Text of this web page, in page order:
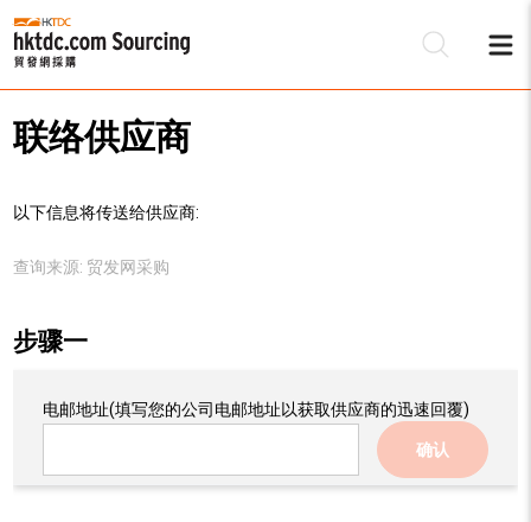
联络供应商
以下信息将传送给供应商:
查询来源: 贸发网采购
步骤一
电邮地址(填写您的公司电邮地址以获取供应商的迅速回覆)
确认